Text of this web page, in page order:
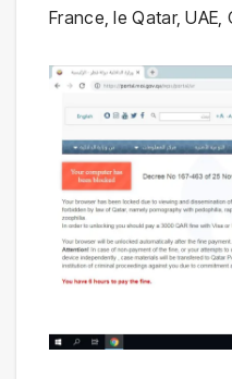
France, le Qatar, UAE,